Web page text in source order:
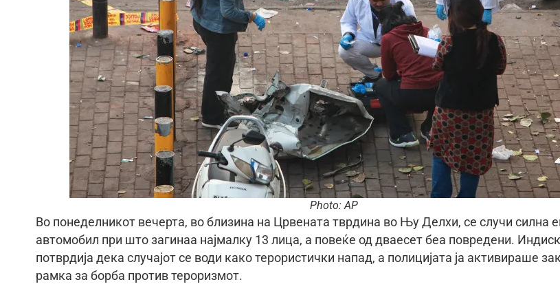
Photo: AP
Во понеделникот вечерта, во близина на Црвената тврдина во Њу Делхи, се случи силна
автомобил при што загинаа најмалку 13 лица, а повеќе од дваесет беа повредени.
потврдија дека случајот се води како терористички напад, а полицијата ја активираше
рамка за борба против тероризмот.